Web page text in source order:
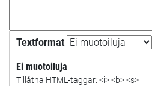
Textformat
Ei muotoiluja
Tillåtna HTML-taggar: <i> <b> <s>